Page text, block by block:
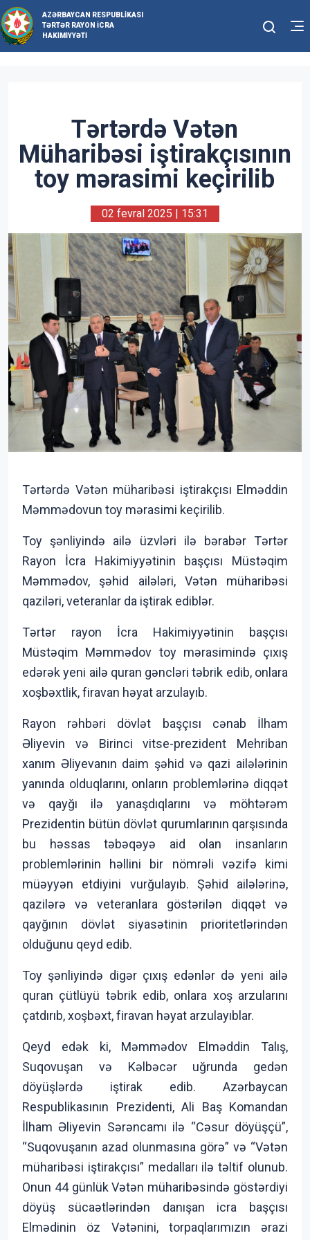
AZƏRBAYCAN RESPUBLIKASI
TƏRTƏR RAYON İCRA
HAKIMIYYƏTI
Tərtərdə Vətən
Müharibəsi iştirakçısının
toy mərasimi keçirilib
02 fevral 2025 | 15:31
Tərtərdə Vətən müharibəsi iştirakçısı Elməddin
Məmmədovun toy mərasimi keçirilib.
Toy şənliyində ailə üzvləri ilə bərabər Tərtər
Rayon İcra Hakimiyyətinin başçısı Müstəqim
Məmmədov, şəhid ailələri, Vətən müharibəsi
qaziləri, veteranlar da iştirak ediblər.
Tərtər rayon İcra Hakimiyyətinin başçısı
Müstəqim Məmmədov toy mərasimində çıxış
edərək yeni ailə quran gəncləri təbrik edib, onlara
xoşbəxtlik, firavan həyat arzulayıb.
Rayon rəhbəri dövlət başçısı cənab İlham
Əliyevin və Birinci vitse-prezident Mehriban
xanım Əliyevanın daim şəhid və qazi ailələrinin
yanında olduqlarını, onların problemlərinə diqqət
və qayğı ilə yanaşdıqlarını və möhtərəm
Prezidentin bütün dövlət qurumlarının qarşısında
bu həssas təbəqəyə aid olan insanların
problemlərinin həllini bir nömrəli vəzifə kimi
müəyyən etdiyini vurğulayıb. Şəhid ailələrinə,
qazilərə və veteranlara göstərilən diqqət və
qayğının dövlət siyasətinin prioritetlərindən
olduğunu qeyd edib.
Toy şənliyində digər çıxış edənlər də yeni ailə
quran çütlüyü təbrik edib, onlara xoş arzularını
çatdırıb, xoşbəxt, firavan həyat arzulayıblar.
Qeyd edək ki, Məmmədov Elməddin Talış,
Suqovuşan və Kəlbəcər uğrunda gedən
döyüşlərdə iştirak edib. Azərbaycan
Respublikasının Prezidenti, Ali Baş Komandan
İlham Əliyevin Sərəncamı ilə “Cəsur döyüşçü”,
“Suqovuşanın azad olunmasına görə” və “Vətən
müharibəsi iştirakçısı” medalları ilə təltif olunub.
Onun 44 günlük Vətən müharibəsində göstərdiyi
döyüş sücaətlərindən danışan icra başçısı
Elmədinin öz Vətənini, torpaqlarımızın ərazi